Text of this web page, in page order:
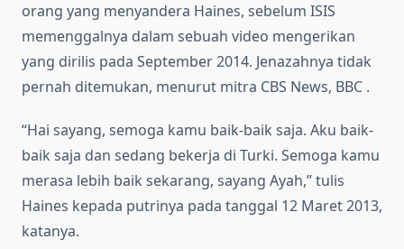
orang yang menyandera Haines, sebelum ISIS
memenggalnya dalam sebuah video mengerikan
yang dirilis pada September 2014. Jenazahnya tidak
pernah ditemukan, menurut mitra CBS News, BBC .
“Hai sayang, semoga kamu baik-baik saja. Aku baik-
baik saja dan sedang bekerja di Turki. Semoga kamu
merasa lebih baik sekarang, sayang Ayah,” tulis
Haines kepada putrinya pada tanggal 12 Maret 2013,
katanya.